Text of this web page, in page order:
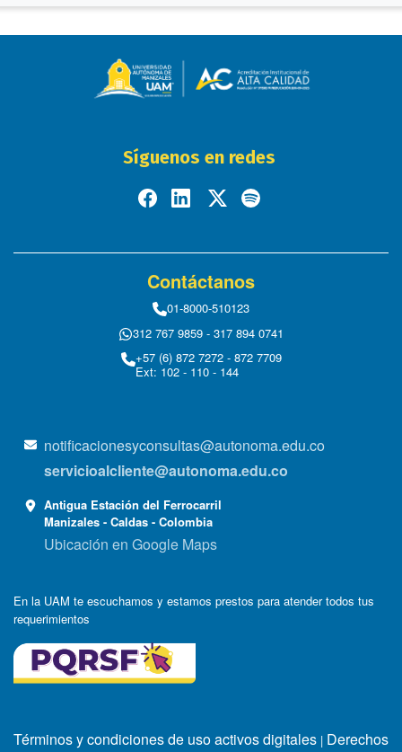
Síguenos en redes
Contáctanos
01-8000-510123
312 767 9859 - 317 894 0741
+57 (6) 872 7272 - 872 7709
Ext: 102 - 110 - 144
notificacionesyconsultas@autonoma.edu.co
servicioalcliente@autonoma.edu.co
Antigua Estación del Ferrocarril
Manizales - Caldas - Colombia
Ubicación en Google Maps
En la UAM te escuchamos y estamos prestos para atender todos tus
requerimientos
Términos y condiciones de uso activos digitales | Derechos